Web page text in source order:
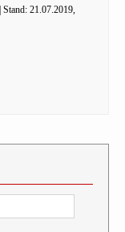
21.07.2019,